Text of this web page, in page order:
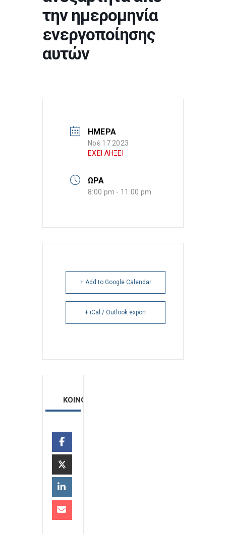
την ημερομηνία
ενεργοποίησης
αυτών
ΗΜΕΡΑ
Νοέ 17 2023
ΕΧΕΙ ΛΗΞΕΙ
ΩΡΑ
8:00 pm - 11:00 pm
+ Add to Google Calendar
+ iCal / Outlook export
ΚΟΙΝΟΠΟΙΗΣΗ